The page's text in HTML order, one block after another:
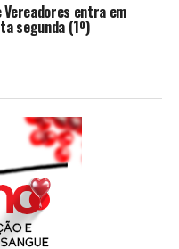
Vereadores entra em
segunda (1º)